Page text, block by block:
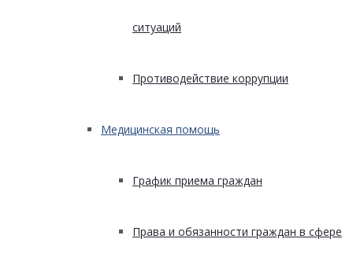
ситуаций
Противодействие коррупции
Медицинская помощь
График приема граждан
Права и обязанности граждан в сфере